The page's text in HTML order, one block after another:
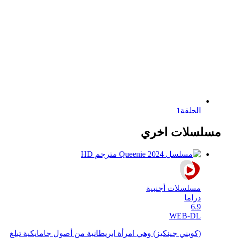
الحلقة1
مسلسلات اخري
مسلسلات أجنبية
دراما
6.9
WEB-DL
(كويني جينكيز) وهي امرأة ابريطانية من أصول جامايكية تبلغ